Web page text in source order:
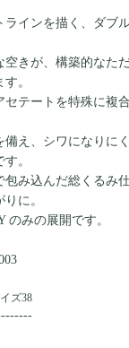
ラインを描く、ダブ
きが、構築的なた
。
セテートを特殊に複
備え、シワになりに
。
み込んだ総くるみ
に。
のみの展開です。
ズ38